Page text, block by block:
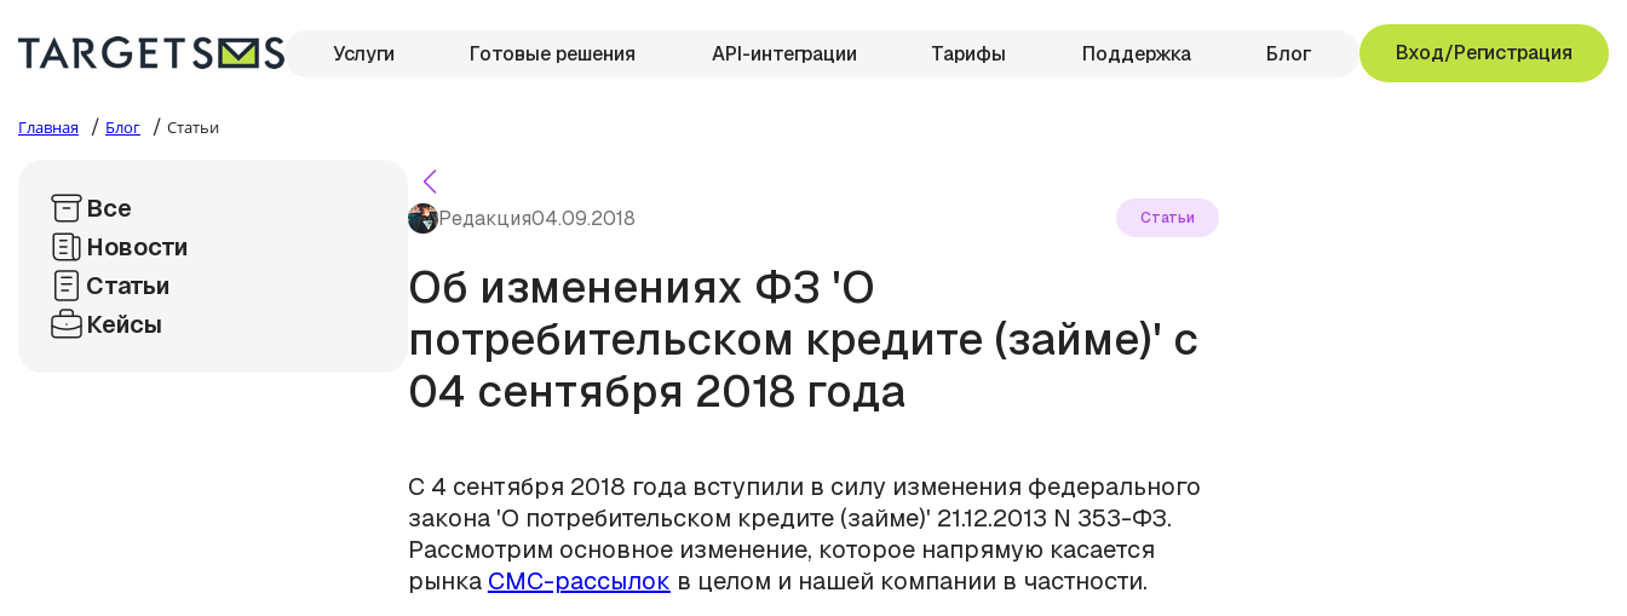
Услуги Готовые решения API-интеграции Тарифы Поддержка Блог Вход/Регистрация
Главная / Блог / Статьи
Все
Новости
Статьи
Кейсы
Редакция04.09.2018 Статьи
Об изменениях ФЗ 'О
потребительском кредите (займе)' с
04 сентября 2018 года
С 4 сентября 2018 года вступили в силу изменения федерального
закона 'О потребительском кредите (займе)' 21.12.2013 N 353-ФЗ.
Рассмотрим основное изменение, которое напрямую касается
рынка СМС-рассылок в целом и нашей компании в частности.